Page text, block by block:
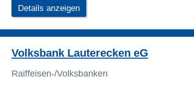
Details anzeigen
Volksbank Lauterecken eG
Raiffeisen-/Volksbanken